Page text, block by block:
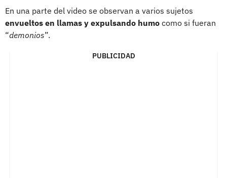
En una parte del video se observan a varios sujetos
envueltos en llamas y expulsando humo como si fueran
“demonios”.
PUBLICIDAD